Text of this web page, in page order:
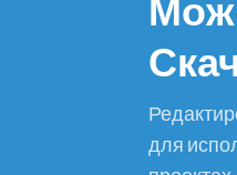
редактировать yen иконку из шрифта и скачать в формате png
для